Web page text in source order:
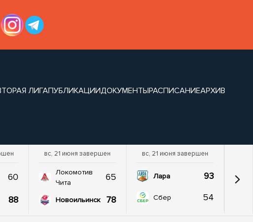
ЛИГАПУБЛИКАЦИИДОКУМЕНТЫРАСПИСАНИЕАРХИВ
60
88
вс, 21 июня завершен
Локомотив
Чита
65
Новоильинск 78
вс, 21 июня завершен
Лара 93
Сбер 54